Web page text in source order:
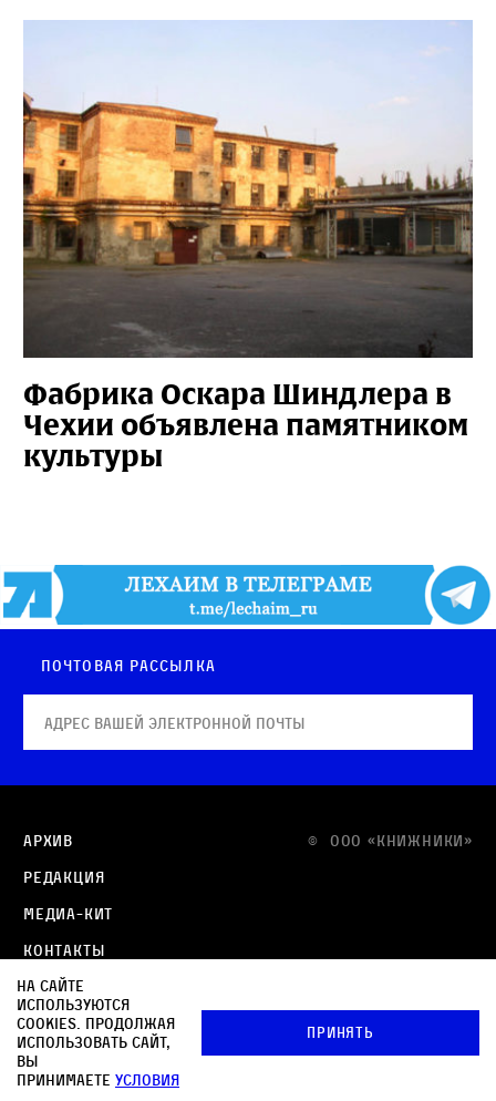
Фабрика Оскара Шиндлера в
Чехии объявлена памятником
культуры
Почтовая рассылка
© OOO «КНИЖНИКИ»
Архив
Редакция
Медиа-кит
Контакты
Политика в отношении обработки персональных
данных
Политика обработки файлов cookie
На сайте
используются
cookies. Продолжая
использовать сайт,
вы
принимаете условия
Принять